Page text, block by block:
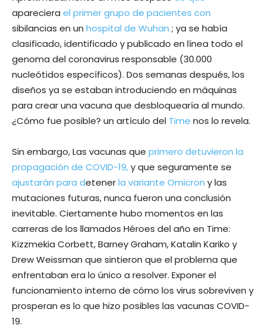
apareciera el primer grupo de pacientes con
sibilancias en un hospital de Wuhan ; ya se había
clasificado, identificado y publicado en línea todo el
genoma del coronavirus responsable (30.000
nucleótidos específicos). Dos semanas después, los
diseños ya se estaban introduciendo en máquinas
para crear una vacuna que desbloquearía al mundo.
¿Cómo fue posible? un artículo del Time nos lo revela.
Sin embargo, Las vacunas que primero detuvieron la
propagación de COVID-19,y que seguramente se
ajustarán para detenerla variante Omicron y las
mutaciones futuras, nunca fueron una conclusión
inevitable. Ciertamente hubo momentos en las
carreras de los llamados Héroes del año en Time:
Kizzmekia Corbett, Barney Graham, Katalin Kariko y
Drew Weissman que sintieron que el problema que
enfrentaban era lo único a resolver. Exponer el
funcionamiento interno de cómo los virus sobreviven y
prosperan es lo que hizo posibles las vacunas COVID-
19.